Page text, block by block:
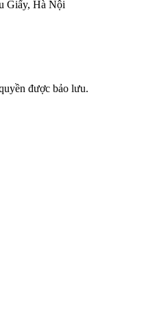
Giấy, Hà Nội
được bảo lưu.